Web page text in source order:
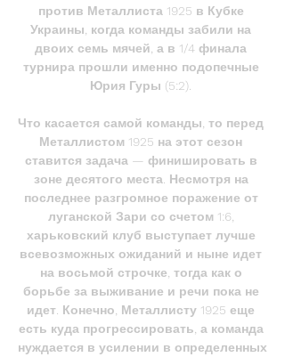
против Металлиста 1925 в Кубке
Украины, когда команды забили на
двоих семь мячей, а в 1/4 финала
турнира прошли именно подопечные
Юрия Гуры (5:2).
Что касается самой команды, то перед
Металлистом 1925 на этот сезон
ставится задача — финишировать в
зоне десятого места. Несмотря на
последнее разгромное поражение от
луганской Зари со счетом 1:6,
харьковский клуб выступает лучше
всевозможных ожиданий и ныне идет
на восьмой строчке, тогда как о
борьбе за выживание и речи пока не
идет. Конечно, Металлисту 1925 еще
есть куда прогрессировать, а команда
нуждается в усилении в определенных